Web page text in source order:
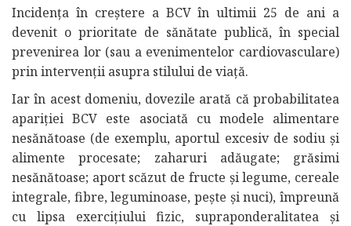
Incidența în creștere a BCV în ultimii 25 de ani a
devenit o prioritate de sănătate publică, în special
prevenirea lor (sau a evenimentelor cardiovasculare)
prin intervenții asupra stilului de viață.
Iar în acest domeniu, dovezile arată că probabilitatea
apariției BCV este asociată cu modele alimentare
nesănătoase (de exemplu, aportul excesiv de sodiu și
alimente procesate; zaharuri adăugate; grăsimi
nesănătoase; aport scăzut de fructe și legume, cereale
integrale, fibre, leguminoase, pește și nuci), împreună
cu lipsa exercițiului fizic, supraponderalitatea și